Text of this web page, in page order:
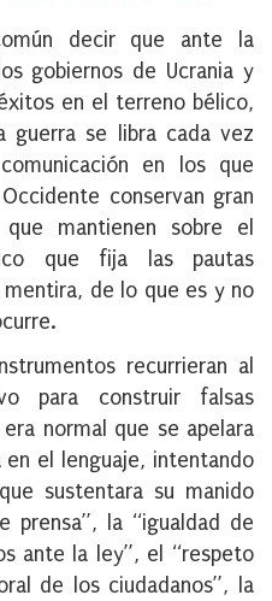
decir que ante la
gobiernos de Ucrania y
en el terreno bélico,
guerra se libra cada vez
en los que
conservan gran
mantienen sobre el
que fija las pautas
de lo que es y no
recurrieran al
para construir falsas
normal que se apelara
el lenguaje, intentando
sustentara su manido
prensa”, la “igualdad de
ante la ley”, el “respeto
de los ciudadanos”, la